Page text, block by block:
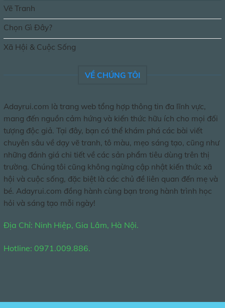
Vẽ Tranh
Chọn Gì Đây?
Xã Hội & Cuộc Sống
VỀ CHÚNG TÔI
Adayrui.com là trang web tổng hợp thông tin đa lĩnh vực,
mang đến nguồn cảm hứng và kiến thức hữu ích cho mọi đối
tượng độc giả. Tại đây, bạn có thể khám phá các bài viết
chuyên sâu về dạy vẽ tranh, tô màu, mẹo sáng tạo, cũng như
những đánh giá chi tiết về các sản phẩm tiêu dùng trên thị
trường. Chúng tôi cũng không ngừng cập nhật kiến thức xã
hội và cuộc sống, đặc biệt là các chủ đề liên quan đến mẹ và
bé. Adayrui.com đồng hành cùng bạn trong hành trình học
hỏi và sáng tạo mỗi ngày!
Địa Chỉ: Ninh Hiệp, Gia Lâm, Hà Nội.
Hotline: 0971.009.886.